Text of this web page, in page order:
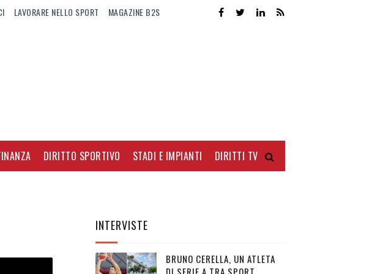
LAVORARE NELLO SPORT MAGAZINE B2S
DIRITTO SPORTIVO STADI E IMPIANTI DIRITTI TV
INTERVISTE
BRUNO CERELLA, UN ATLETA